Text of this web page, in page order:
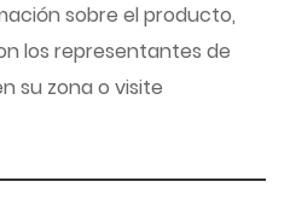
sobre el producto,
los representantes de
su zona o visite